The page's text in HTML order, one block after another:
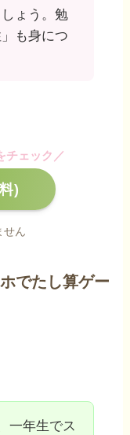
しょう。勉
も身につ
チェック／
)
せん
でたし算ゲー
一年生でス